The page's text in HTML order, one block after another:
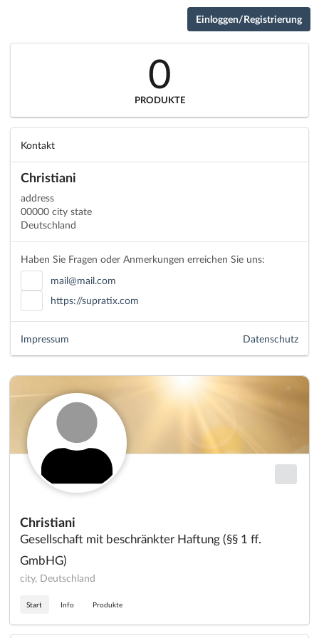
Einloggen/Registrierung
Christiani
Gesellschaft mit beschränkter Haftung (§§ 1 ff.
GmbHG)
city, Deutschland
Start Info Produkte
0
PRODUKTE
Kontakt
Christiani
address
00000 city state
Deutschland
Haben Sie Fragen oder Anmerkungen erreichen Sie uns:
mail@mail.com
https://supratix.com
Datenschutz
Impressum